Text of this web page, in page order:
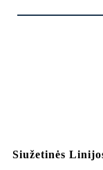
Siužetinės